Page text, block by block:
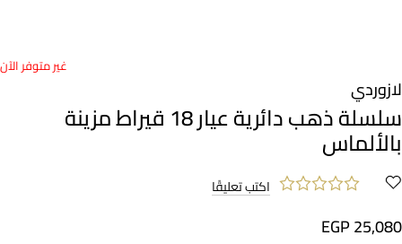
غير متوفر الآن
لازوردي
سلسلة ذهب دائرية عيار 18 قيراط مزينة
بالألماس
اكتب تعليقًا
EGP 25,080